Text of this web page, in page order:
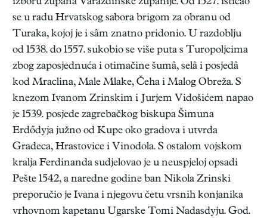
se u radu Hrvatskog sabora brigom za obranu od
Turaka, kojoj je i sâm znatno pridonio. U razdoblju
od 1538. do 1557. sukobio se više puta s Turopoljcima
zbog zaposjednuća i otimačine šumâ, selâ i posjedâ
kod Mraclina, Male Mlake, Čeha i Malog Obreža. S
knezom Ivanom Zrinskim i Jurjem Vidošićem napao
je 1539. posjede zagrebačkog biskupa Šimuna
Erdődyja južno od Kupe oko gradova i utvrda
Gradeca, Hrastovice i Vinodola. S ostalom vojskom
kralja Ferdinanda sudjelovao je u neuspjeloj opsadi
Pešte 1542, a naredne godine ban Nikola Zrinski
preporučio je Ivana i njegovu četu vrsnih konjanika
vrhovnom kapetanu Ugarske Tomi Nadasdyju. God.